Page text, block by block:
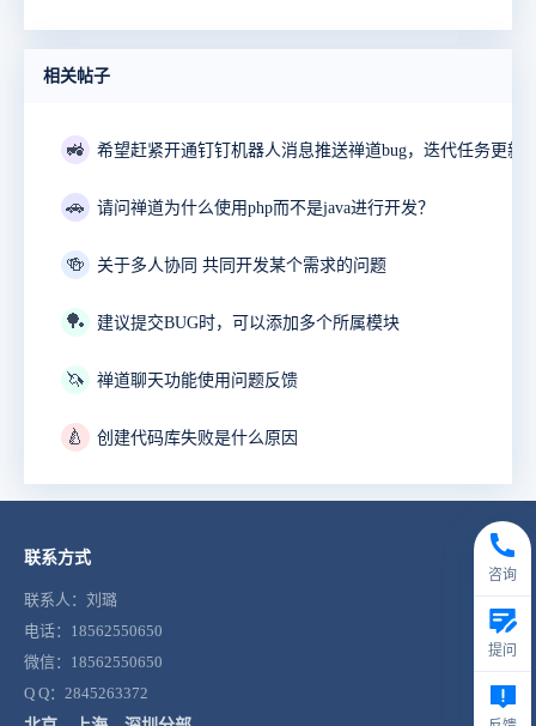
相关帖子
🚜
🚗 请问禅道为什么使用php而不是java进行开发？
🍻 关于多人协同 共同开发某个需求的问题
🏓 建议提交BUG时，可以添加多个所属模块
🦄 禅道聊天功能使用问题反馈
🍐 创建代码库失败是什么原因
联系方式
联系人：刘璐
电话：18562550650
微信：18562550650
Q Q：2845263372
咨询
提问